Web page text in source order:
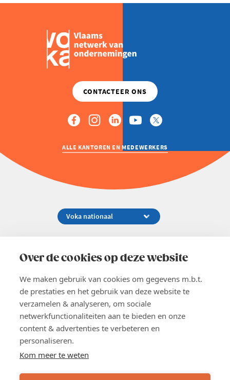
Over de cookies op deze website
We maken gebruik van cookies om gegevens m.b.t.
de prestaties en het gebruik van deze website te
verzamelen & analyseren, om sociale
netwerkfunctionaliteiten aan te bieden en onze
content & advertenties te verbeteren en
personaliseren.
Kom meer te weten
ALLE KANTOREN EN MEDEWERKERS
02 229 81 11
EN
Word lid